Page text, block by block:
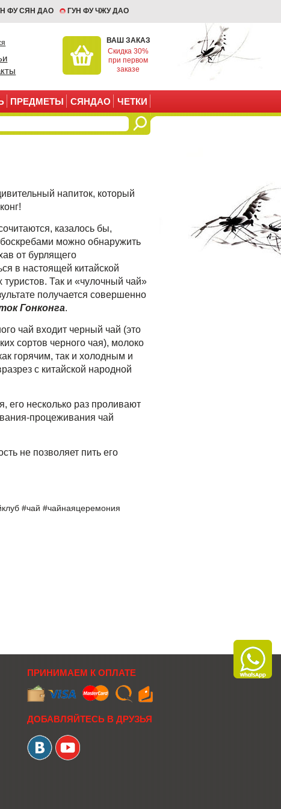
ФУ СЯН ДАО ГУН ФУ ЧЖУ ДАО
ВАШ ЗАКАЗ
Скидка 30%
при первом
заказе
ПРЕДМЕТЫ СЯНДАО ЧЕТКИ
напиток, который
казалось бы,
можно обнаружить
от бурлящего
в настоящей китайской
Так и «чулочный чай»
получается совершенно
Гонконга.
чай входит черный чай (это
сортов черного чая), молоко
горячим, так и холодным и
с китайской народной
его несколько раз проливают
процеживания чай
не позволяет пить его
#чай #чайнаяцеремония
ПРИНИМАЕМ К ОПЛАТЕ
ДОБАВЛЯЙТЕСЬ В ДРУЗЬЯ